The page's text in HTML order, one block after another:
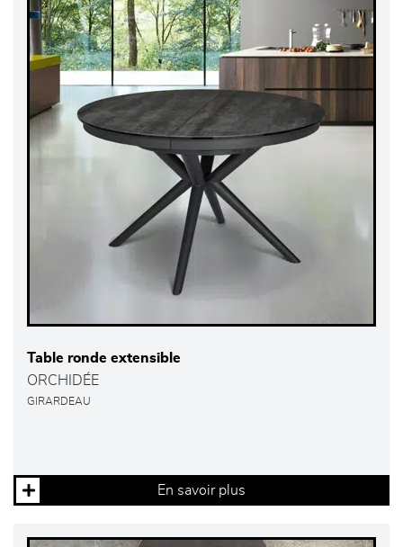
Table ronde extensible
ORCHIDÉE
GIRARDEAU
En savoir plus